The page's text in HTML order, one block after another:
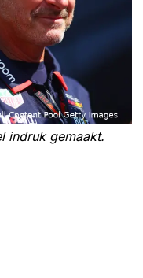
indruk gemaakt.